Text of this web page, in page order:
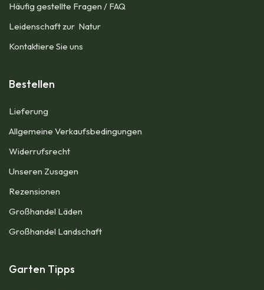
Häufig gestellte Fragen / FAQ
Leidenschaft zur Natur
Kontaktiere Sie uns
Bestellen
Lieferung
Allgemeine Verkaufsbedingungen​
Widerrufsrecht
Unseren Zusagen
Rezensionen​
Großhandel Läden
Großhandel Landschaft
Garten Tipps